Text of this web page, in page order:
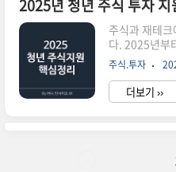
주식과 재테
다. 2025년부
식 투자 지원
있어 실질적
번 글에서는
의 주요 내용
하거나, 세제
주식.투자
더보기 ››